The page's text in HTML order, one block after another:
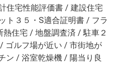
住宅性能評価書 / 建設住宅
ト３５・S適合証明書 / フラ
住宅 / 地盤調査済 / 駐車２
ゴルフ場が近い / 市街地が
ン / 浴室乾燥機 / 陽当り良